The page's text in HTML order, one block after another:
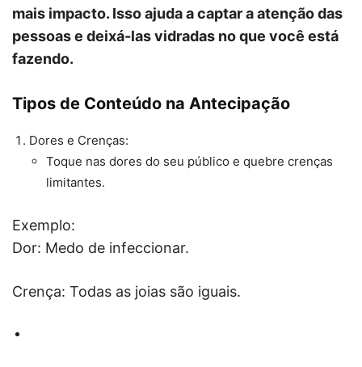
mais impacto. Isso ajuda a captar a atenção das
pessoas e deixá-las vidradas no que você está
fazendo.
Tipos de Conteúdo na Antecipação
Dores e Crenças:
Toque nas dores do seu público e quebre crenças
limitantes.
Exemplo:
Dor: Medo de infeccionar.
Crença: Todas as joias são iguais.